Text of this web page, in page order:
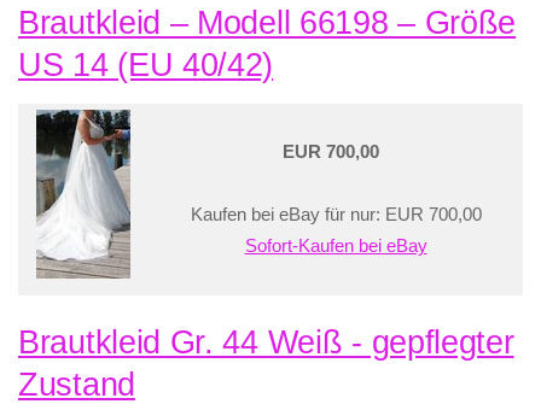
Brautkleid – Modell 66198 – Größe
US 14 (EU 40/42)
EUR 700,00
Kaufen bei eBay für nur: EUR 700,00
Sofort-Kaufen bei eBay
Brautkleid Gr. 44 Weiß - gepflegter
Zustand